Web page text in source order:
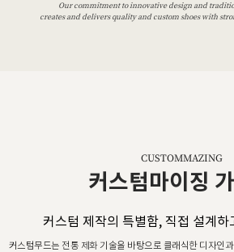
Our commitment to innovative design and
creates and delivers quality and custom shoes with
CUSTOMMAZING
커스텀마이징
커스텀 제작의 특별함, 직접 설계하
커스텀무드는 전통 제화 기술을 바탕으로 클래식한 디자인